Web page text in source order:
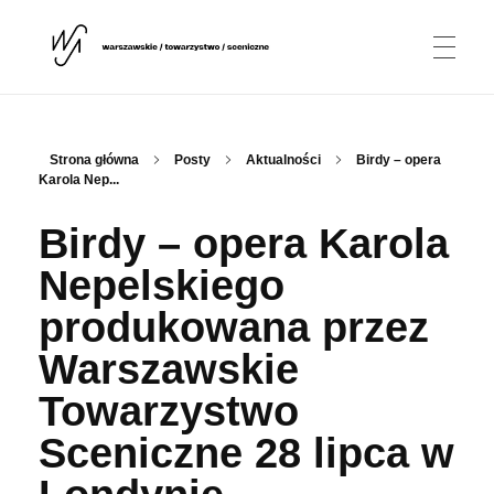
Stowarzyszenie
Dyrygentka
Chór
PROJEKTY
Rothko Chapel / Tomba Emmanuelle
Dawid Ajzensztadt
PARTNERZY
Strona główna Posty Aktualności
Birdy – opera
Karola Nep...
Birdy – opera Karola
Nepelskiego
produkowana przez
Warszawskie
Towarzystwo
Sceniczne 28 lipca w